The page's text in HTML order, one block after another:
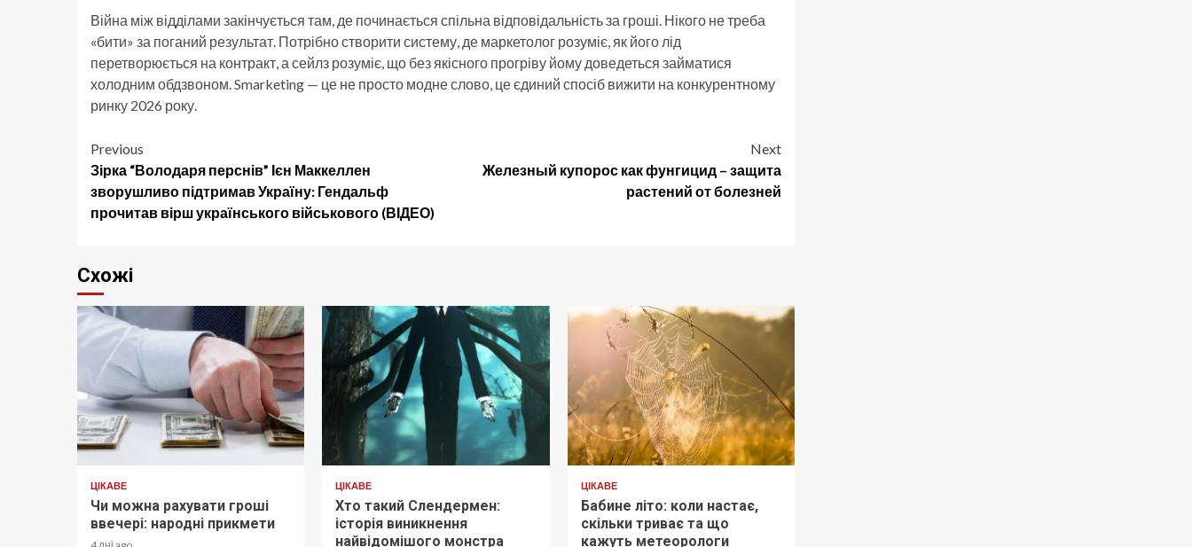
Війна між відділами закінчується там, де починається спільна відповідальність за гроші. Нікого не треба
«бити» за поганий результат. Потрібно створити систему, де маркетолог розуміє, як його лід
перетворюється на контракт, а сейлз розуміє, що без якісного прогріву йому доведеться займатися
холодним обдзвоном. Smarketing — це не просто модне слово, це єдиний спосіб вижити на конкурентному
ринку 2026 року.
Post
navigation
Previous
Зірка “Володаря перснів” Ієн Маккеллен
зворушливо підтримав Україну: Гендальф
прочитав вірш українського військового (ВІДЕО)
Next
Железный купорос как фунгицид – защита
растений от болезней
Схожі
ЦІКАВЕ
Чи можна рахувати гроші
ввечері: народні прикмети
ЦІКАВЕ
Хто такий Слендермен:
історія виникнення
найвідомішого монстра
ЦІКАВЕ
Бабине літо: коли настає,
скільки триває та що
кажуть метеорологи